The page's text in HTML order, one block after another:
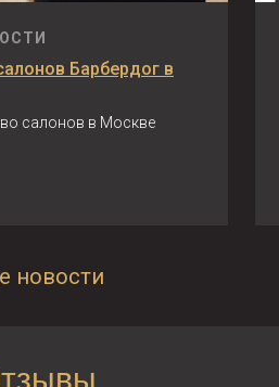
Барбердог в
салонов в Москве
новости